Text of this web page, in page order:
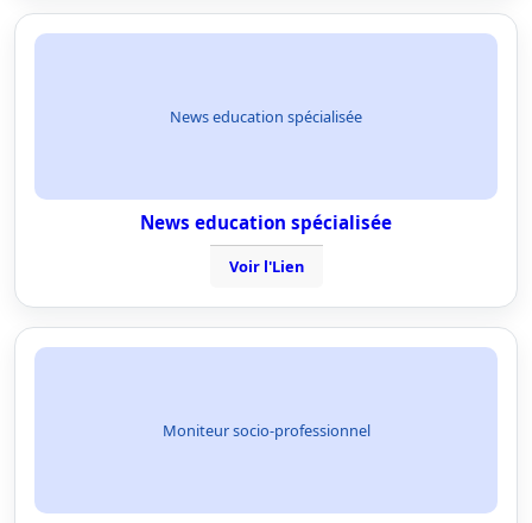
News education spécialisée
News education spécialisée
Voir l'Lien
Moniteur socio-professionnel